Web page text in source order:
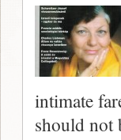
intimate
should not